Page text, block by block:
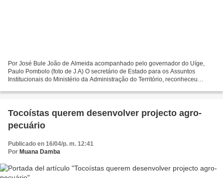
Por José Bule João de Almeida acompanhado pelo governador do Uíge,
Paulo Pombolo (foto de J.A) O secretário de Estado para os Assuntos
Institucionais do Ministério da Administração do Território, reconheceu
Tocoístas querem desenvolver projecto agro-
pecuário
Publicado en 16/04/p. m. 12:41
Por Muana Damba